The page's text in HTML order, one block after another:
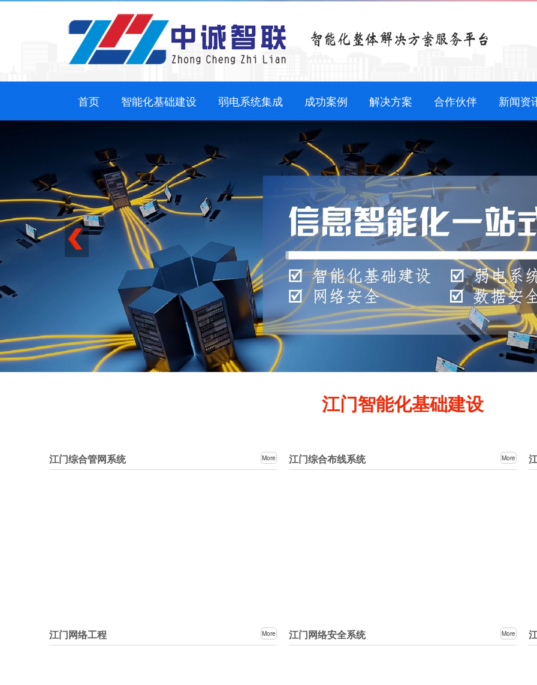
首页 智能化基础建设 弱电系统集成 成功案例 解决方案 合作伙伴 新闻资
江门智能化基础建设
江门综合管网系统 More 江门综合布线系统 More
江门网络工程 More 江门网络安全系统 More